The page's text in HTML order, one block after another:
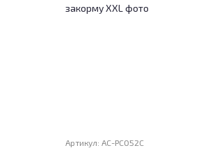
Артикул: AC-PC052C